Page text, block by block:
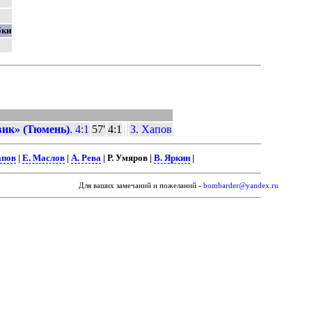
(Тюмень). 4:1 57' 4:1 З. Хапов
| Е. Маслов| А. Рева| Р. Умяров | В. Яркин|
Для ваших замечаний и пожеланий - bombarder@yandex.ru